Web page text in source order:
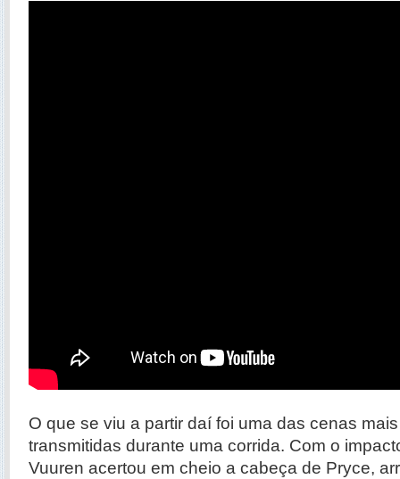
O que se viu a partir daí foi uma das cenas
transmitidas durante uma corrida. Com o
Vuuren acertou em cheio a cabeça de Pryce,